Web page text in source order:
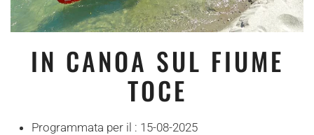
IN CANOA SUL FIUME
TOCE
Programmata per il : 15-08-2025